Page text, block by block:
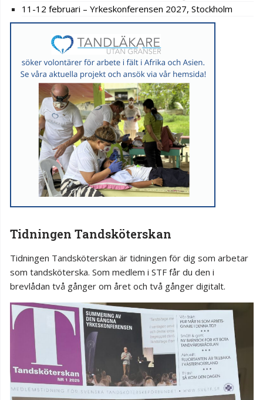
11-12 februari – Yrkeskonferensen 2027, Stockholm
Tidningen Tandsköterskan
Tidningen Tandsköterskan är tidningen för dig som arbetar
som tandsköterska. Som medlem i STF får du den i
brevlådan två gånger om året och två gånger digitalt.